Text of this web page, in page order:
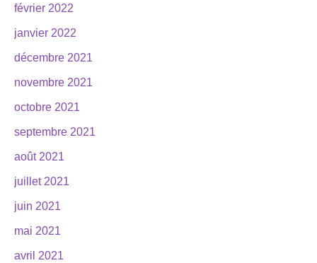
février 2022
janvier 2022
décembre 2021
novembre 2021
octobre 2021
septembre 2021
août 2021
juillet 2021
juin 2021
mai 2021
avril 2021